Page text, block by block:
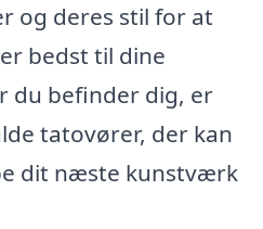
og deres stil for at
bedst til dine
du befinder dig, er
tatovører, der kan
dit næste kunstværk